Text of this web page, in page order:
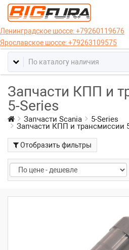
Ленинградское шоссе:+79260119676
Ярославское шоссе:+79263109575
Запчасти КПП и
5-Series
Запчасти Scania 5-Series
Запчасти КПП и трансмиссии
Отобразить фильтры